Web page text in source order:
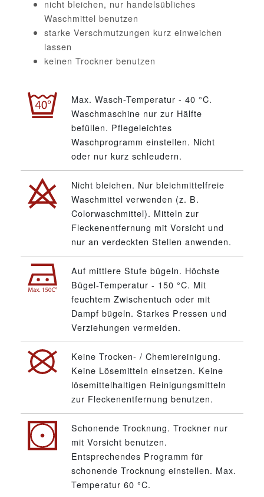
nicht bleichen, nur handelsübliches
Waschmittel benutzen
starke Verschmutzungen kurz einweichen
lassen
keinen Trockner benutzen
Max. Wasch-Temperatur - 40 °C.
Waschmaschine nur zur Hälfte
befüllen. Pflegeleichtes
Waschprogramm einstellen. Nicht
oder nur kurz schleudern.
Nicht bleichen. Nur bleichmittelfreie
Waschmittel verwenden (z. B.
Colorwaschmittel). Mitteln zur
Fleckenentfernung mit Vorsicht und
nur an verdeckten Stellen anwenden.
Auf mittlere Stufe bügeln. Höchste
Bügel-Temperatur - 150 °C. Mit
feuchtem Zwischentuch oder mit
Dampf bügeln. Starkes Pressen und
Verziehungen vermeiden.
Keine Trocken- / Chemiereinigung.
Keine Lösemitteln einsetzen. Keine
lösemittelhaltigen Reinigungsmitteln
zur Fleckenentfernung benutzen.
Schonende Trocknung. Trockner nur
mit Vorsicht benutzen.
Entsprechendes Programm für
schonende Trocknung einstellen. Max.
Temperatur 60 °C.